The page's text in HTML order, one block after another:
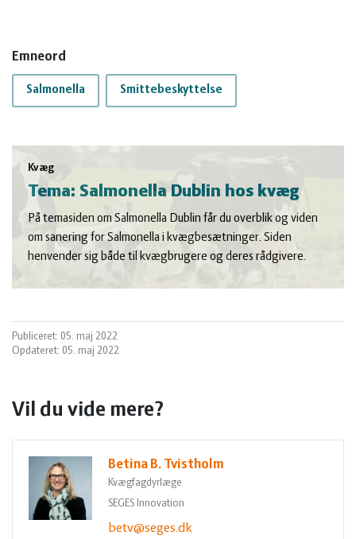
Emneord
Salmonella Smittebeskyttelse
Kvæg
Tema: Salmonella Dublin hos kvæg
På temasiden om Salmonella Dublin får du overblik og viden
om sanering for Salmonella i kvægbesætninger. Siden
henvender sig både til kvægbrugere og deres rådgivere.
Publiceret: 05. maj 2022
Opdateret: 05. maj 2022
Vil du vide mere?
Betina B. Tvistholm
Kvægfagdyrlæge
SEGES Innovation
betv@seges.dk